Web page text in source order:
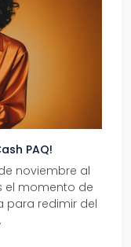
PAQ!
noviembre al
el momento de
para redimir del